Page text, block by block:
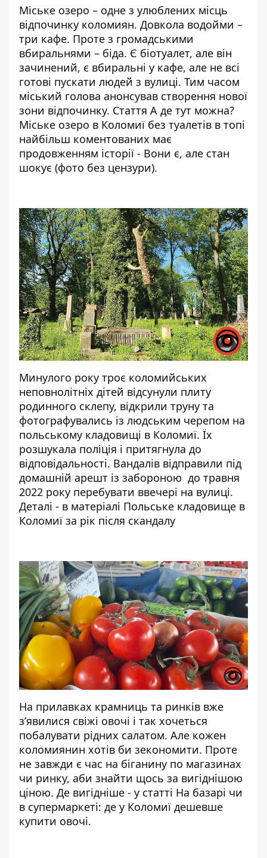
Міське озеро – одне з улюблених місць
відпочинку коломиян. Довкола водойми –
три кафе. Проте з громадськими
вбиральнями – біда. Є біотуалет, але він
зачинений, є вбиральні у кафе, але не всі
готові пускати людей з вулиці. Тим часом
міський голова анонсував створення нової
зони відпочинку. Стаття А де тут можна?
Міське озеро в Коломиї без туалетів в топі
найбільш коментованих має
продовженням історії - Вони є, але стан
шокує (фото без цензури).
Минулого року троє коломийських
неповнолітніх дітей відсунули плиту
родинного склепу, відкрили труну та
фотографувались із людським черепом на
польському кладовищі в Коломиї. Їх
розшукала поліція і притягнула до
відповідальності. Вандалів відправили під
домашній арешт із забороною до травня
2022 року перебувати ввечері на вулиці.
Деталі - в матеріалі Польське кладовище в
Коломиї за рік після скандалу
На прилавках крамниць та ринків вже
з’явилися свіжі овочі і так хочеться
побалувати рідних салатом. Але кожен
коломиянин хотів би зекономити. Проте
не завжди є час на біганину по магазинах
чи ринку, аби знайти щось за вигіднішою
ціною. Де вигідніше - у статті На базарі чи
в супермаркеті: де у Коломиї дешевше
купити овочі.